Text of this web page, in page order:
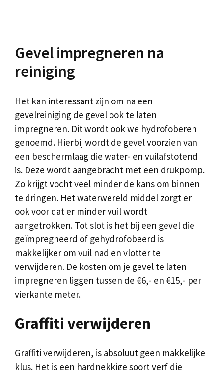
Gevel impregneren na
reiniging
Het kan interessant zijn om na een
gevelreiniging de gevel ook te laten
impregneren. Dit wordt ook we hydrofoberen
genoemd. Hierbij wordt de gevel voorzien van
een beschermlaag die water- en vuilafstotend
is. Deze wordt aangebracht met een drukpomp.
Zo krijgt vocht veel minder de kans om binnen
te dringen. Het waterwereld middel zorgt er
ook voor dat er minder vuil wordt
aangetrokken. Tot slot is het bij een gevel die
geïmpregneerd of gehydrofobeerd is
makkelijker om vuil nadien vlotter te
verwijderen. De kosten om je gevel te laten
impregneren liggen tussen de €6,- en €15,- per
vierkante meter.
Graffiti verwijderen
Graffiti verwijderen, is absoluut geen makkelijke
klus. Het is een hardnekkige soort verf die